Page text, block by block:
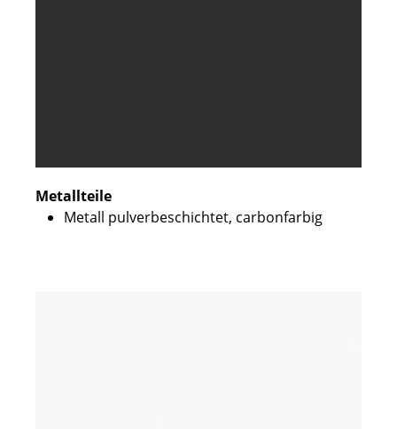
Metallteile
Metall pulverbeschichtet, carbonfarbig